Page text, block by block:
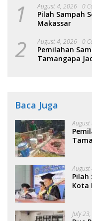
1 August 4, 2026 0
Pilah Sampah
Makassar
2 August 4, 2026 0
Pemilahan
Tamangapa
Baca Juga
Pilah
Kota
July